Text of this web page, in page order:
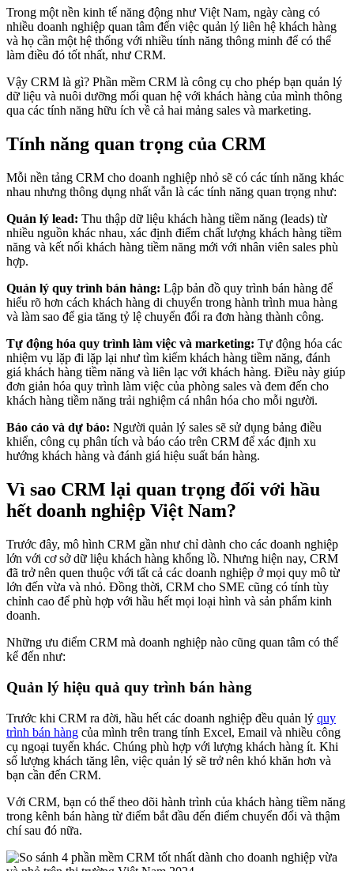
Trong một nền kinh tế năng động như Việt Nam, ngày càng có
nhiều doanh nghiệp quan tâm đến việc quản lý liên hệ khách hàng
và họ cần một hệ thống với nhiều tính năng thông minh để có thể
làm điều đó tốt nhất, như CRM.
Vậy CRM là gì? Phần mềm CRM là công cụ cho phép bạn quản lý
dữ liệu và nuôi dưỡng mối quan hệ với khách hàng của mình thông
qua các tính năng hữu ích về cả hai mảng sales và marketing.
Tính năng quan trọng của CRM
Mỗi nền tảng CRM cho doanh nghiệp nhỏ sẽ có các tính năng khác
nhau nhưng thông dụng nhất vẫn là các tính năng quan trọng như:
Quản lý lead: Thu thập dữ liệu khách hàng tiềm năng (leads) từ
nhiều nguồn khác nhau, xác định điểm chất lượng khách hàng tiềm
năng và kết nối khách hàng tiềm năng mới với nhân viên sales phù
hợp.
Quản lý quy trình bán hàng: Lập bản đồ quy trình bán hàng để
hiểu rõ hơn cách khách hàng di chuyển trong hành trình mua hàng
và làm sao để gia tăng tỷ lệ chuyển đổi ra đơn hàng thành công.
Tự động hóa quy trình làm việc và marketing: Tự động hóa các
nhiệm vụ lặp đi lặp lại như tìm kiếm khách hàng tiềm năng, đánh
giá khách hàng tiềm năng và liên lạc với khách hàng. Điều này giúp
đơn giản hóa quy trình làm việc của phòng sales và đem đến cho
khách hàng tiềm năng trải nghiệm cá nhân hóa cho mỗi người.
Báo cáo và dự báo: Người quản lý sales sẽ sử dụng bảng điều
khiển, công cụ phân tích và báo cáo trên CRM để xác định xu
hướng khách hàng và đánh giá hiệu suất bán hàng.
Vì sao CRM lại quan trọng đối với hầu
hết doanh nghiệp Việt Nam?
Trước đây, mô hình CRM gần như chỉ dành cho các doanh nghiệp
lớn với cơ sở dữ liệu khách hàng khổng lồ. Nhưng hiện nay, CRM
đã trở nên quen thuộc với tất cả các doanh nghiệp ở mọi quy mô từ
lớn đến vừa và nhỏ. Đồng thời, CRM cho SME cũng có tính tùy
chỉnh cao để phù hợp với hầu hết mọi loại hình và sản phẩm kinh
doanh.
Những ưu điểm CRM mà doanh nghiệp nào cũng quan tâm có thể
kể đến như:
Quản lý hiệu quả quy trình bán hàng
Trước khi CRM ra đời, hầu hết các doanh nghiệp đều quản lý quy
trình bán hàng của mình trên trang tính Excel, Email và nhiều công
cụ ngoại tuyến khác. Chúng phù hợp với lượng khách hàng ít. Khi
số lượng khách tăng lên, việc quản lý sẽ trở nên khó khăn hơn và
bạn cần đến CRM.
Với CRM, bạn có thể theo dõi hành trình của khách hàng tiềm năng
trong kênh bán hàng từ điểm bắt đầu đến điểm chuyển đổi và thậm
chí sau đó nữa.